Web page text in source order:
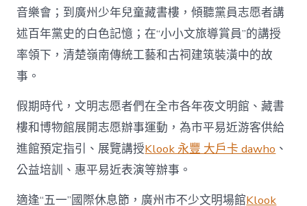
音樂會；到廣州少年兒童藏書樓，傾聽黨員志愿者講
述百年黨史的白色記憶；在“小小文旅導賞員”的講授
率領下，清楚嶺南傳統工藝和古祠建筑裝潢中的故
事。
假期時代，文明志愿者們在全市各年夜文明館、藏書
樓和博物館展開志愿辦事運動，為市平易近游客供給
進館預定指引、展覽講授Klook 永豐 大戶卡 dawho 、
公益培訓、惠平易近表演等辦事。
適逢“五一”國際休息節，廣州市不少文明場館Klook